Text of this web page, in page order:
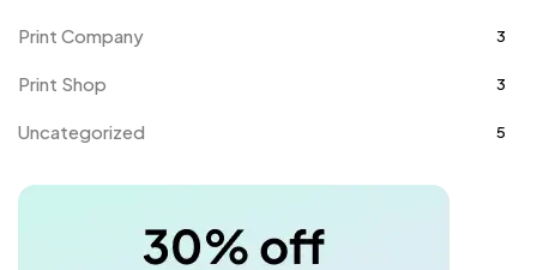
Print Company 3
Print Shop 3
Uncategorized 5